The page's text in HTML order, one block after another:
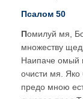
Псалом 50
Помилуй мя,
множеству
Наипаче омый
очисти мя. Яко
предо мною